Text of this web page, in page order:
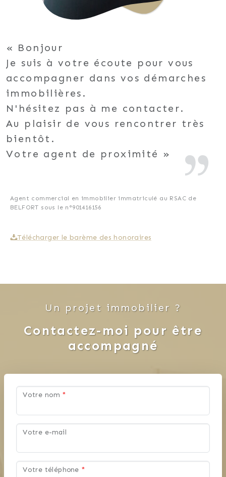
Bonjour
Je suis à votre écoute pour vous
accompagner dans vos démarches
immobilières.
N'hésitez pas à me contacter.
Au plaisir de vous rencontrer très
bientôt.
Votre agent de proximité
Agent commercial en immobilier immatriculé au RSAC de
BELFORT sous le n°901416156
Télécharger le barème des honoraires
Un projet immobilier ?
Contactez-moi pour être
accompagné
Votre nom *
Votre e-mail
Votre téléphone *